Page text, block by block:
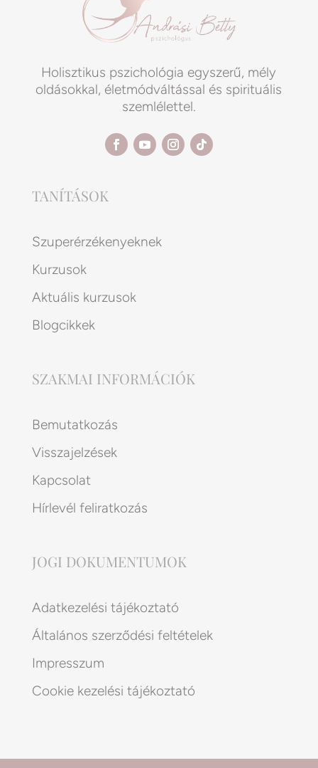
Holisztikus pszichológia egyszerű, mély
oldásokkal, életmódváltással és spirituális
szemlélettel.
TANÍTÁSOK
Szuperérzékenyeknek
Kurzusok
Aktuális kurzusok
Blogcikkek
SZAKMAI INFORMÁCIÓK
Bemutatkozás
Visszajelzések
Kapcsolat
Hírlevél feliratkozás
JOGI DOKUMENTUMOK
Adatkezelési tájékoztató
Általános szerződési feltételek
Impresszum
Cookie kezelési tájékoztató